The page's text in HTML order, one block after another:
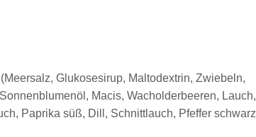
Glukosesirup, Maltodextrin, Zwiebeln,
Macis, Wacholderbeeren, Lauch,
Paprika süß, Dill, Schnittlauch, Pfeffer schwarz